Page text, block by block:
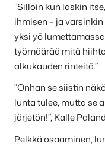
”Silloin kun laskin
ihmisen – ja
yksi yö
työmäärää mitä
alkukauden rinteitä.”
”Onhan se siistin
lunta tulee, mutta se
järjetön!”, Kalle
Pelkkä osaaminen,